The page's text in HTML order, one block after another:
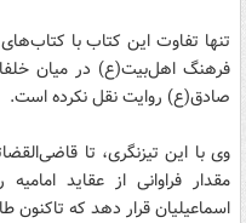
تنها تفاوت این کتاب با
فرهنگ اهل‌بیت‌(ع) در میان
صادق‌(ع) روایت نقل نکرده است.
وی با این‌ تیزنگری، تا
مقدار فراوانی از عقاید
اسماعیلیان قرار دهد که تاکنون